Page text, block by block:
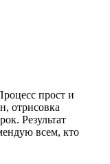
прост и
отрисовка
Результат
всем, кто